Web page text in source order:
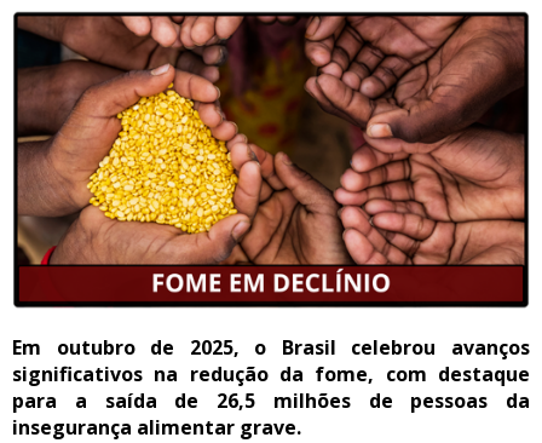
Em outubro de 2025, o Brasil celebrou avanços
significativos na redução da fome, com destaque
para a saída de 26,5 milhões de pessoas da
insegurança alimentar grave.